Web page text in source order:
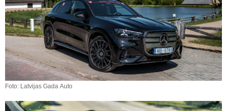
Foto: Latvijas Gada Auto